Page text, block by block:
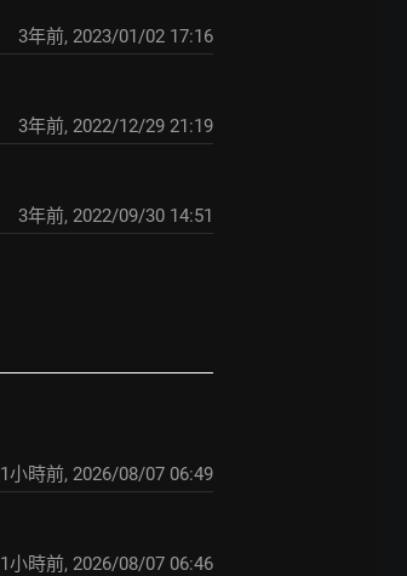
3年前, 2023/01/02 17:16
3年前, 2022/12/29 21:19
3年前, 2022/09/30 14:51
1小時前, 2026/08/07 06:49
1小時前, 2026/08/07 06:46